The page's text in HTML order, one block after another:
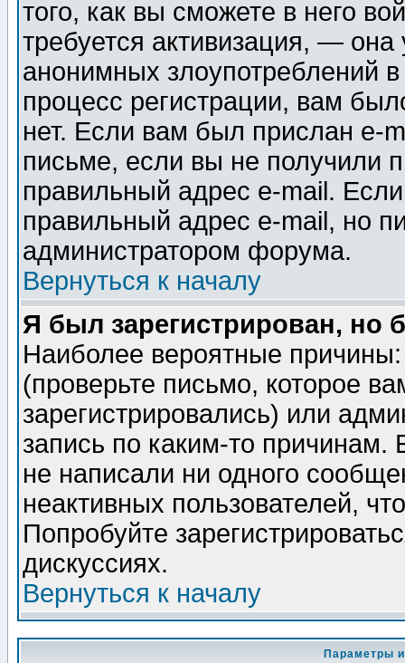
того, как вы сможете в него
требуется активизация, —
анонимных злоупотреблений
процесс регистрации, вам
нет. Если вам был прислан e-
письме, если вы не получили
правильный адрес e-mail.
правильный адрес e-mail, но
администратором форума.
Вернуться к началу
Я был зарегистрирован, но
Наиболее вероятные
(проверьте письмо, которое
зарегистрировались) или
запись по каким-то
не написали ни одного
неактивных пользователей,
Попробуйте
дискуссиях.
Вернуться к началу
Параметры